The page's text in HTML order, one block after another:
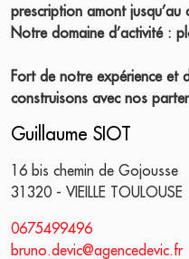
prescription amont jusqu’au
Notre domaine d’activité :
Fort de notre expérience et
construisons avec nos
Guillaume SIOT
16 bis chemin de Gojousse
31320 - VIEILLE TOULOUSE
0675499496
bruno.devic@agencedevic.fr